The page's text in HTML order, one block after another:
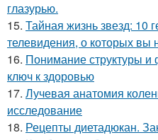
глазурью.
15. Тайная жизнь звезд: 10
телевидения, о которых вы
16. Понимание структуры и
ключ к здоровью
17. Лучевая анатомия
исследование
18. Рецепты диетадюкан.